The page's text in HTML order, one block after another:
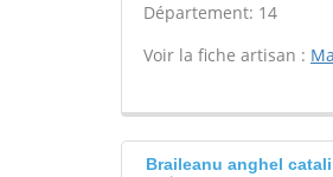
Département: 14
Voir la fiche artisan :
Braileanu anghel